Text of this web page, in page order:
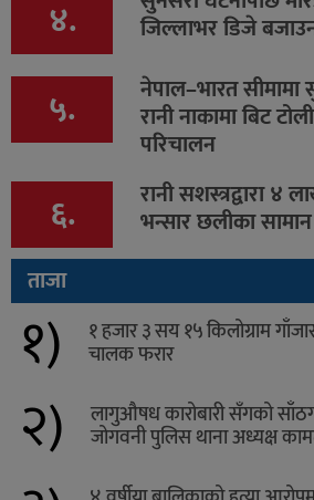
४. जिल्लाभर डिजे
५. नेपाल–भारत सीमामा
रानी नाकामा बिट
परिचालन
६. रानी सशस्त्रद्वारा ४
भन्सार छलीका
ताजा
१) १ हजार ३ सय १५ किलोग्राम
चालक फरार
२) लागुऔषध कारोबारी सँगको
जोगवनी पुलिस थाना अध्यक्ष